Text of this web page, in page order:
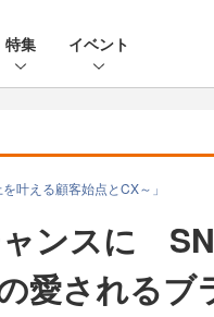
特集 イベント
叶える顧客始点とCX～」
ンスに
愛されるブ